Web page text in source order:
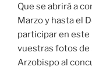
Que se abrirá a
Marzo y hasta el
participar en este
vuestras fotos de
Arzobispo al